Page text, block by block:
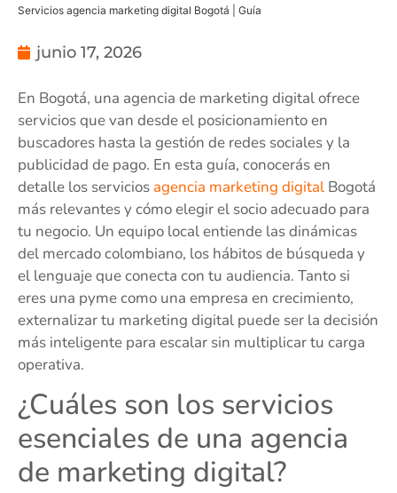
Servicios agencia marketing digital Bogotá | Guía
junio 17, 2026
En Bogotá, una agencia de marketing digital ofrece
servicios que van desde el posicionamiento en
buscadores hasta la gestión de redes sociales y la
publicidad de pago. En esta guía, conocerás en
detalle los servicios agencia marketing digital Bogotá
más relevantes y cómo elegir el socio adecuado para
tu negocio. Un equipo local entiende las dinámicas
del mercado colombiano, los hábitos de búsqueda y
el lenguaje que conecta con tu audiencia. Tanto si
eres una pyme como una empresa en crecimiento,
externalizar tu marketing digital puede ser la decisión
más inteligente para escalar sin multiplicar tu carga
operativa.
¿Cuáles son los servicios
esenciales de una agencia
de marketing digital?